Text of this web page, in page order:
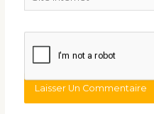
Internet